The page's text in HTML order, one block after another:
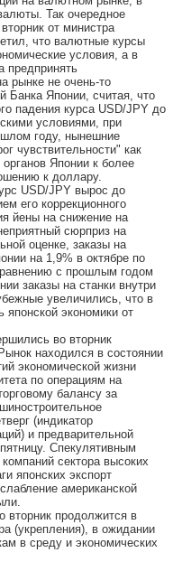
Так очередное
от министра
что валютные курсы
условия, а в
предпринять
рынке не очень-то
Банка Японии, считая, что
падения курса USD/JPY до
условиями, при
году, нынешние
чувствительности" как
Японии к более
к доллару.
USD/JPY вырос до
его коррекционного
йены на снижение на
сюрприз на
оценке, заказы на
на 1,9% в октябре по
с прошлым годом
заказы на станки внутри
увеличились, что в
японской экономики от
во вторник
находился в состоянии
экономической жизни
по операциям на
балансу за
(индикатор
и предварительной
Спекулятивным
сектора высоких
японских экспорт
американской
вторник продолжится в
(укрепления), в ожидании
в среду и экономических